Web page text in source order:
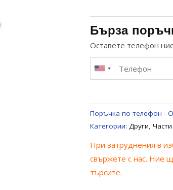
СЪЕДИНИЕ
MOULINEX
tm
Бърза
Оставете телефон
Поръчка по телефон -
Категории: Други,
При затруднения в
свържете с нас. Ние
търсите.